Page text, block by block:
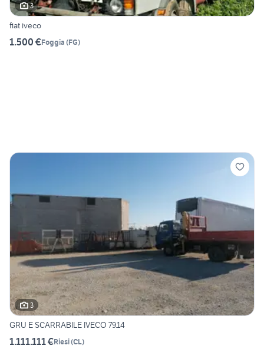
3
fiat iveco
1.500 €Foggia (FG)
3
GRU E SCARRABILE IVECO 79.14
1.111.111 €Riesi(CL)